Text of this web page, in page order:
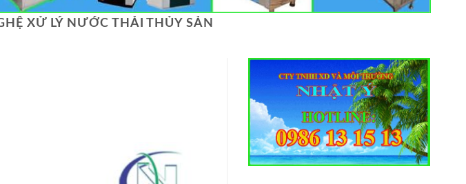
XỬ LÝ NƯỚC THẢI THỦY SẢN